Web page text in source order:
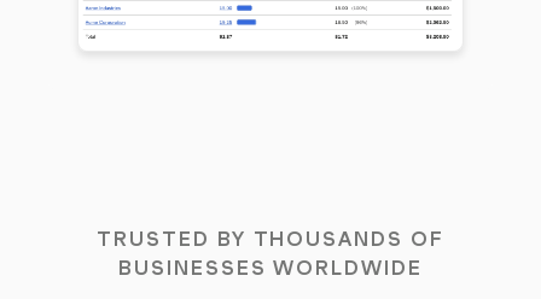
TRUSTED BY THOUSANDS OF
BUSINESSES WORLDWIDE